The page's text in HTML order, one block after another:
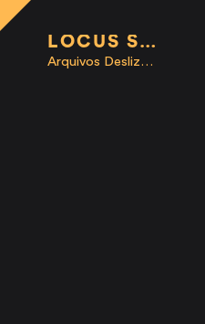
LOCUS SISTEMAS DE ARMAZENAMENTO | ARQUIVOS DESLIZANTES
Arquivos Deslizantes | Sistemas de Armazenamento e Mobiliário Corporativo